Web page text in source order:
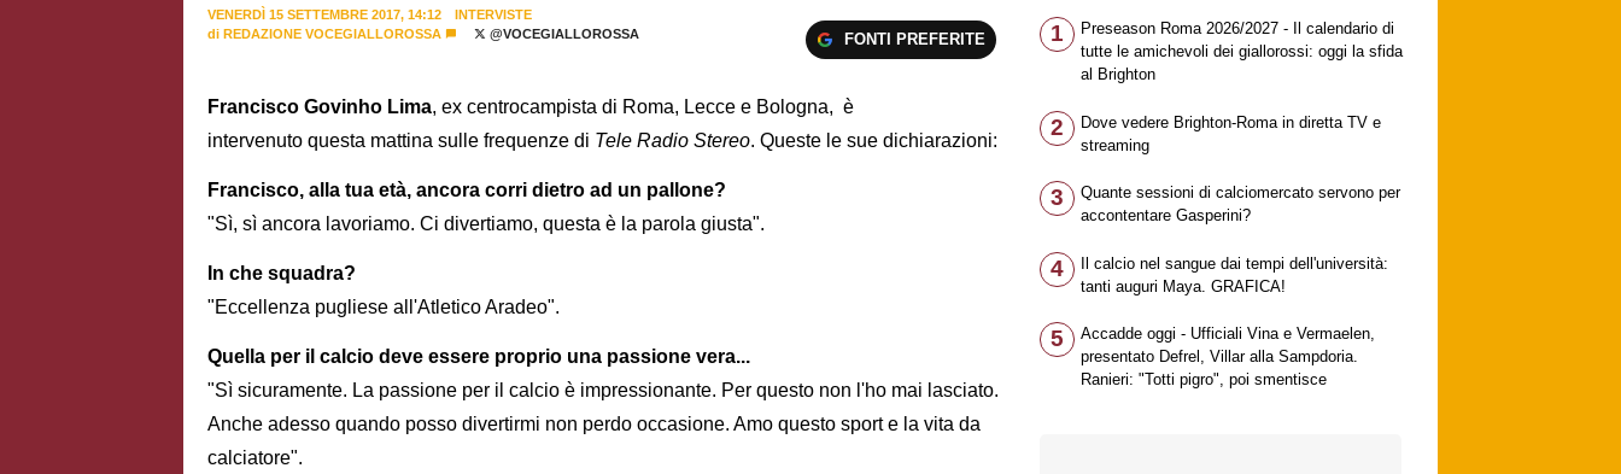
VENERDÌ 15 SETTEMBRE 2017, 14:12
INTERVISTE
di REDAZIONE VOCEGIALLOROSSA @VOCEGIALLOROSSA FONTI PREFERITE
Francisco Govinho Lima, ex centrocampista di Roma, Lecce e Bologna, è
intervenuto questa mattina sulle frequenze di Tele Radio Stereo. Queste le sue dichiarazioni:
Francisco, alla tua età, ancora corri dietro ad un pallone?
"Sì, sì ancora lavoriamo. Ci divertiamo, questa è la parola giusta".
In che squadra?
"Eccellenza pugliese all'Atletico Aradeo".
Quella per il calcio deve essere proprio una passione vera...
"Sì sicuramente. La passione per il calcio è impressionante. Per questo non l'ho mai lasciato.
Anche adesso quando posso divertirmi non perdo occasione. Amo questo sport e la vita da
calciatore".
1
Preseason Roma 2026/2027 - Il calendario di
tutte le amichevoli dei giallorossi: oggi la sfida
al Brighton
2
Dove vedere Brighton-Roma in diretta TV e
streaming
3
Quante sessioni di calciomercato servono per
accontentare Gasperini?
4
Il calcio nel sangue dai tempi dell'università:
tanti auguri Maya. GRAFICA!
5
Accadde oggi - Ufficiali Vina e Vermaelen,
presentato Defrel, Villar alla Sampdoria.
Ranieri: "Totti pigro", poi smentisce